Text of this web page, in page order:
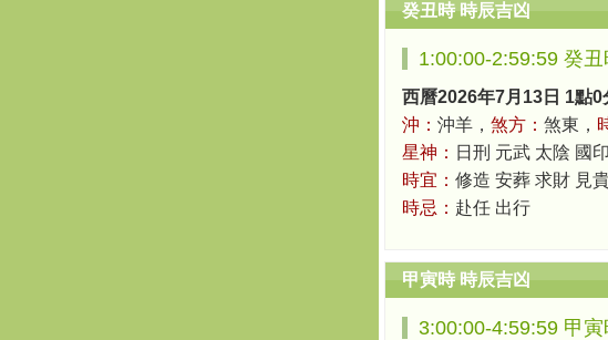
癸丑時 時辰吉凶
1:00:00-2:59:59 癸丑
西曆2026年7月13日 1點0
沖： 沖羊， 煞方： 煞東，
星神： 日刑 元武 太陰 國印
時宜： 修造 安葬 求財 見
時忌： 赴任 出行
甲寅時 時辰吉凶
3:00:00-4:59:59 甲寅